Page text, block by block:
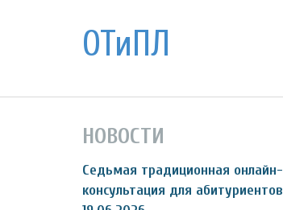
ОТиПЛ
НОВОСТИ
Седьмая традиционная онлайн-
консультация для абитуриентов